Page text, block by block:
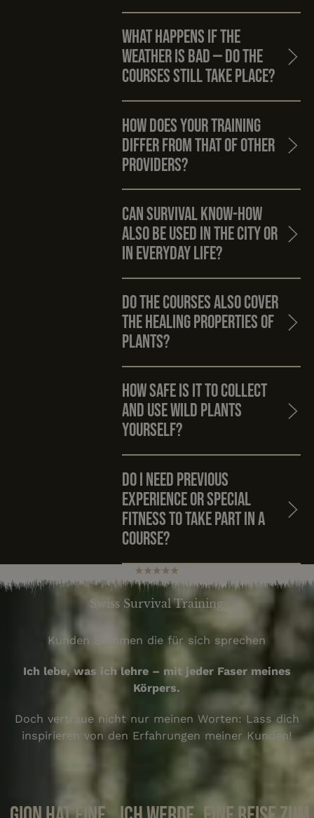
What happens if the
weather is bad — do the
courses still take place?
How does your training
differ from that of other
providers?
Can survival know-how
also be used in the city or
in everyday life?
Do the courses also cover
the healing properties of
plants?
How safe is it to collect
and use wild plants
yourself?
Do I need previous
experience or special
fitness to take part in a
course?
Swiss Survival Training
Kunden Stimmen die für sich sprechen
Ich lebe, was ich lehre – mit jeder Faser meines
Körpers.
Doch vertraue nicht nur meinen Worten: Lass dich
inspirieren von den Erfahrungen meiner Kunden!